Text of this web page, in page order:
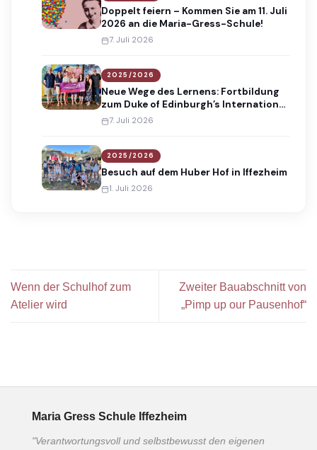
Doppelt feiern – Kommen Sie am 11. Juli
2026 an die Maria-Gress-Schule!
7. Juli 2026
2025/2026
Neue Wege des Lernens: Fortbildung
zum Duke of Edinburgh’s International
Award
7. Juli 2026
2025/2026
Besuch auf dem Huber Hof in Iffezheim
1. Juli 2026
Wenn der Schulhof zum
Atelier wird
Zweiter Bauabschnitt von
„Pimp up our Pausenhof“
Maria Gress Schule Iffezheim
"Verantwortungsvoll und selbstbewusst den eigenen